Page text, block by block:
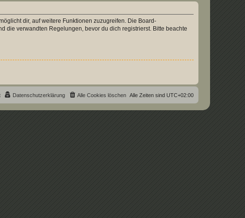
dir, auf weitere Funktionen zuzugreifen. Die Board-
die verwandten Regelungen, bevor du dich registrierst. Bitte beachte
Alle Zeiten sind UTC+02:00
Alle Cookies löschen
Datenschutzerklärung